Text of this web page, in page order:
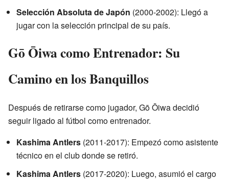
Selección Absoluta de Japón (2000-2002): Llegó a
jugar con la selección principal de su país.
Gō Ōiwa como Entrenador: Su
Camino en los Banquillos
Después de retirarse como jugador, Gō Ōiwa decidió
seguir ligado al fútbol como entrenador.
Kashima Antlers (2011-2017): Empezó como asistente
técnico en el club donde se retiró.
Kashima Antlers (2017-2020): Luego, asumió el cargo